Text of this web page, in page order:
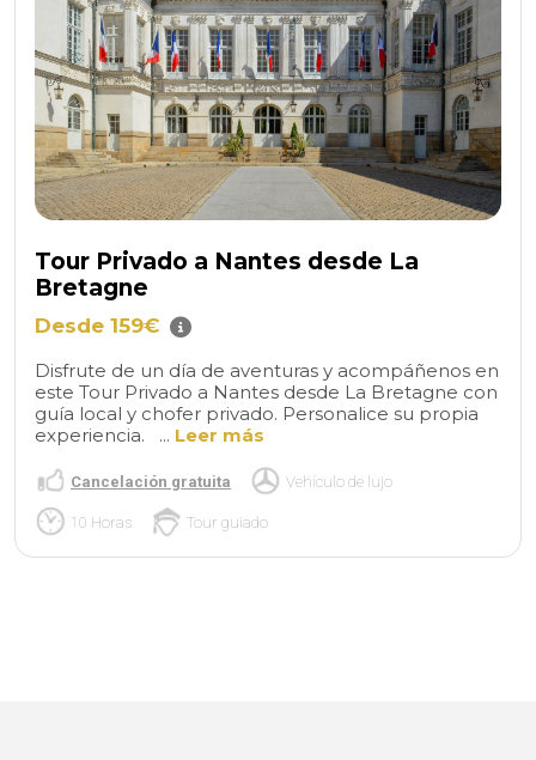
Tour Privado a Nantes desde La
Bretagne
Desde 159€
Disfrute de un día de aventuras y acompáñenos en
este Tour Privado a Nantes desde La Bretagne con
guía local y chofer privado. Personalice su propia
experiencia. ... Leer más
Cancelación gratuita Vehículo de lujo
10 Horas Tour guiado